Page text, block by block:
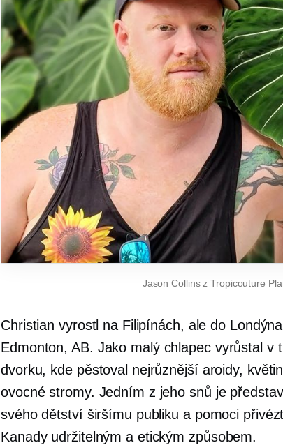
Jason Collins z Tropicouture
Christian vyrostl na Filipínách, ale do
Edmonton, AB. Jako malý chlapec vyrůstal v
dvorku, kde pěstoval nejrůznější aroidy,
ovocné stromy. Jedním z jeho snů je
svého dětství širšímu publiku a pomoci
Kanady udržitelným a etickým způsobem.